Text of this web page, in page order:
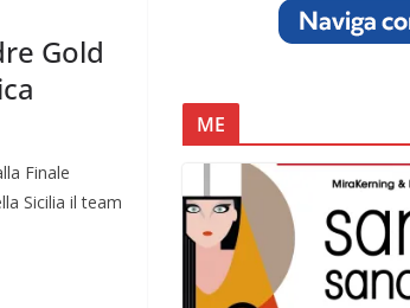
Gold
Finale
Sicilia il team
ME